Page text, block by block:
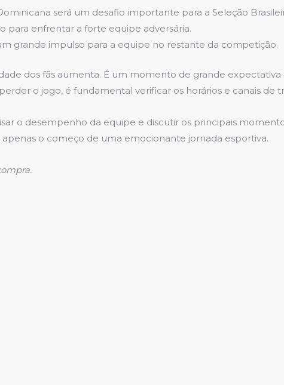
será um desafio importante para a Seleção
para enfrentar a forte equipe adversária.
grande impulso para a equipe no restante da competição.
dos fãs aumenta. É um momento de grande
o jogo, é fundamental verificar os horários e canais de
o desempenho da equipe e discutir os principais
o começo de uma emocionante jornada esportiva.